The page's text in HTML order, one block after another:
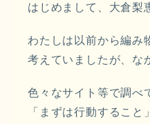
はじめまして、大倉梨
わたしは以前から編み
考えていましたが、な
色々なサイト等で調べ
「まずは行動すること